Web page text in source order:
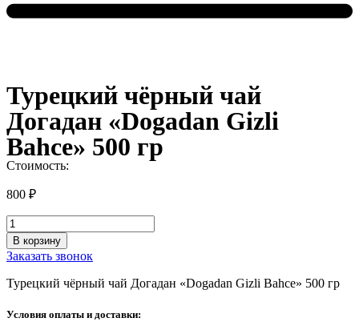
Турецкий чёрный чай
Догадан «Dogadan Gizli
Bahce» 500 гр
Стоимость:
800 ₽
Количество
товара
Турецкий
чёрный
чай
Догадан
«Dogadan
Gizli
В корзину
Заказать звонок
Турецкий чёрный чай Догадан «Dogadan Gizli Bahce» 500 гр
Условия оплаты и доставки: